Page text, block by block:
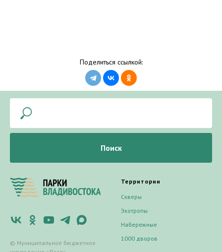
Поделиться ссылкой:
Поиск
© Муниципальное бюджетное
Территории
Скверы
Экотропы
Набережные
1000 дворов